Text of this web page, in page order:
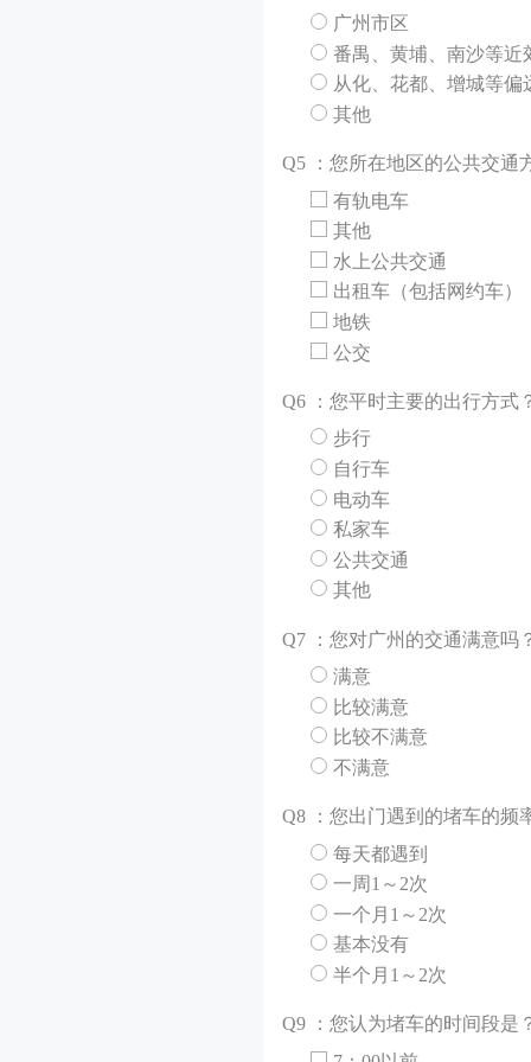
广州市区
番禺、黄埔、南沙等近
从化、花都、增城等偏
其他
Q5 ：您所在地区的公共交通
有轨电车
其他
水上公共交通
出租车（包括网约车）
地铁
公交
Q6 ：您平时主要的出行方式
步行
自行车
电动车
私家车
公共交通
其他
Q7 ：您对广州的交通满意吗
满意
比较满意
比较不满意
不满意
Q8 ：您出门遇到的堵车的频
每天都遇到
一周1～2次
一个月1～2次
基本没有
半个月1～2次
Q9 ：您认为堵车的时间段是